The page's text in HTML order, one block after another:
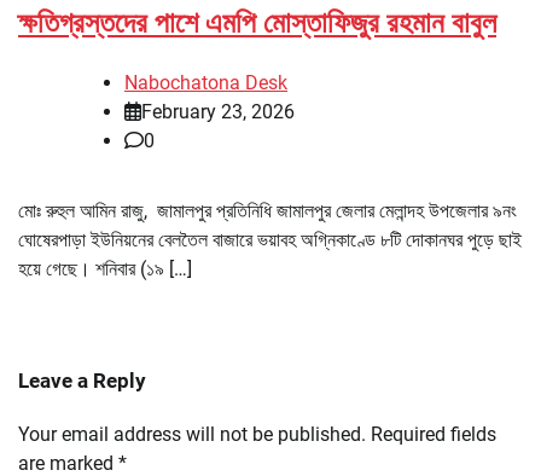
ক্ষতিগ্রস্তদের পাশে এমপি মোস্তাফিজুর রহমান বাবুল
Nabochatona Desk
February 23, 2026
0
মোঃ রুহুল আমিন রাজু, জামালপুর প্রতিনিধি জামালপুর জেলার মেলান্দহ উপজেলার ৯নং
ঘোষেরপাড়া ইউনিয়নের বেলতৈল বাজারে ভয়াবহ অগ্নিকাণ্ডে ৮টি দোকানঘর পুড়ে ছাই
হয়ে গেছে। শনিবার (১৯ […]
Leave a Reply
Your email address will not be published. Required fields
are marked *